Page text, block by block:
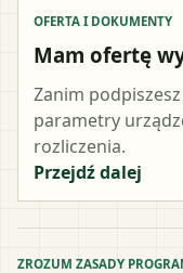
OFERTA I DOKUMENTY
Mam ofertę
Zanim
parametry
rozliczenia.
Przejdź dalej
ZROZUM ZASADY